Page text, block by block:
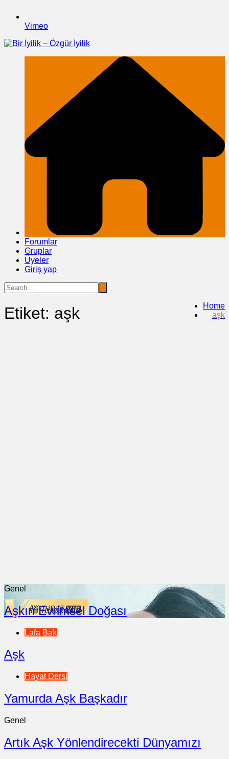
Vimeo
Forumlar
Gruplar
Üyeler
Giriş yap
Etiket: aşk
Home
aşk
Genel
Aşkın Evrimsel Doğası
Lafa Bak
Aşk
Hayat Dersi
Yamurda Aşk Başkadır
Genel
Artık Aşk Yönlendirecekti Dünyamızı